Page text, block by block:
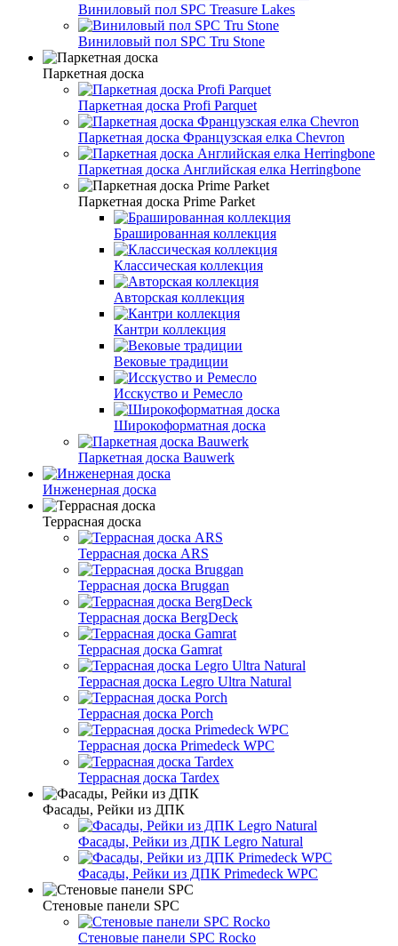
Виниловый пол SPC Treasure Lakes
Виниловый пол SPC Tru Stone
Паркетная доска
Паркетная доска Profi Parquet
Паркетная доска Французская елка Chevron
Паркетная доска Английская елка Herringbone
Паркетная доска Prime Parket
Брашированная коллекция
Классическая коллекция
Авторская коллекция
Кантри коллекция
Вековые традиции
Исскуство и Ремесло
Широкоформатная доска
Паркетная доска Bauwerk
Инженерная доска
Террасная доска
Террасная доска ARS
Террасная доска Bruggan
Террасная доска BergDeck
Террасная доска Gamrat
Террасная доска Legro Ultra Natural
Террасная доска Porch
Террасная доска Primedeck WPC
Террасная доска Tardex
Фасады, Рейки из ДПК
Фасады, Рейки из ДПК Legro Natural
Фасады, Рейки из ДПК Primedeck WPC
Стеновые панели SPC
Стеновые панели SPC Rocko